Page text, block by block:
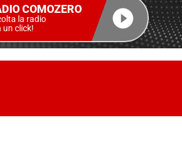
COMOZERO
la radio
un click!